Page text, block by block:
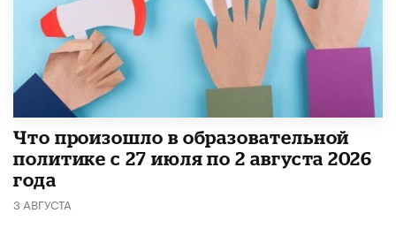
​Что произошло в образовательной
политике с 27 июля по 2 августа 2026
года
3 АВГУСТА